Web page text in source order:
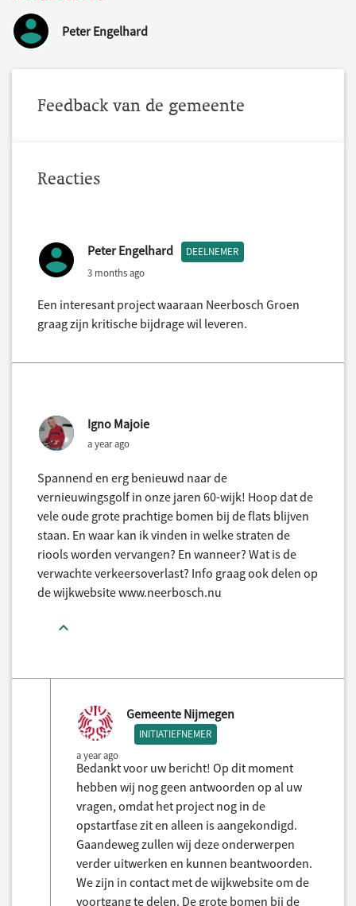
Peter Engelhard
Feedback van de gemeente
Reacties
Peter Engelhard DEELNEMER
3 months ago
Een interesant project waaraan Neerbosch Groen
graag zijn kritische bijdrage wil leveren.
Igno Majoie
a year ago
Spannend en erg benieuwd naar de
vernieuwingsgolf in onze jaren 60-wijk! Hoop dat de
vele oude grote prachtige bomen bij de flats blijven
staan. En waar kan ik vinden in welke straten de
riools worden vervangen? En wanneer? Wat is de
verwachte verkeersoverlast? Info graag ook delen op
de wijkwebsite www.neerbosch.nu
Gemeente Nijmegen
INITIATIEFNEMER
a year ago
Bedankt voor uw bericht! Op dit moment
hebben wij nog geen antwoorden op al uw
vragen, omdat het project nog in de
opstartfase zit en alleen is aangekondigd.
Gaandeweg zullen wij deze onderwerpen
verder uitwerken en kunnen beantwoorden.
We zijn in contact met de wijkwebsite om de
voortgang te delen. De grote bomen bij de